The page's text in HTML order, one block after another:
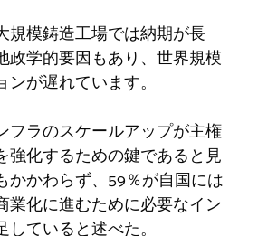
規模鋳造工場では納期が長
政学的要因もあり、世界規模
が遅れています。
フラのスケールアップが主権
強化するための鍵であると見
かかわらず、59％が自国には
業化に進むために必要なイン
していると述べた。